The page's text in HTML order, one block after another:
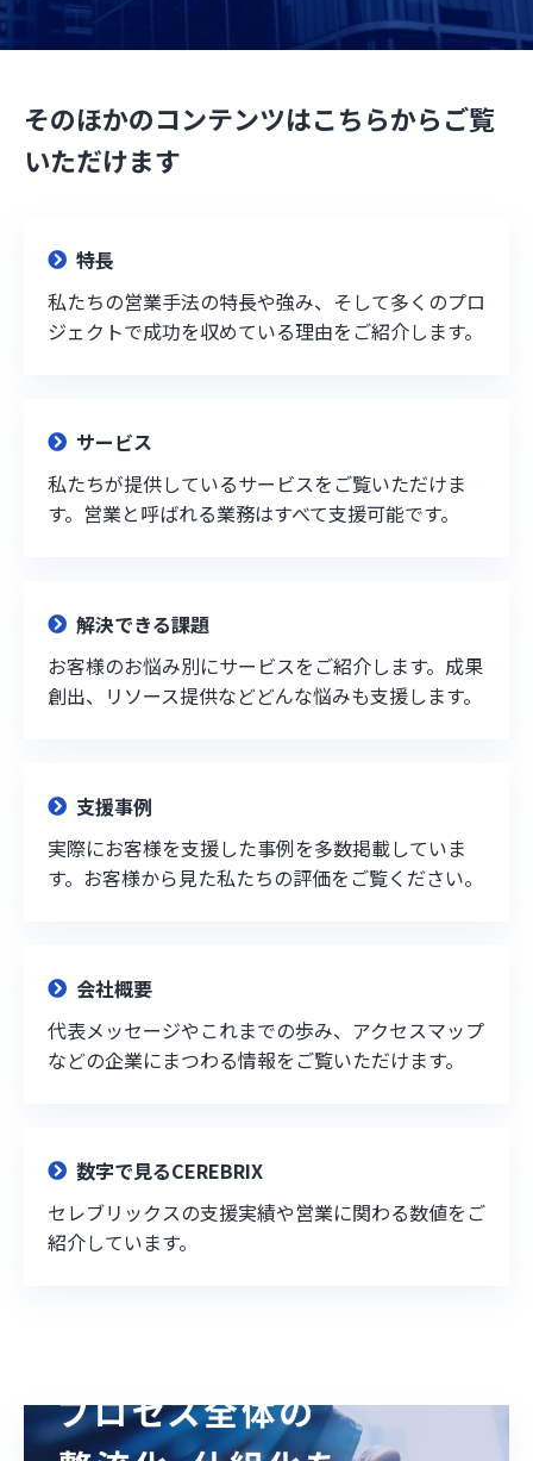
そのほかのコンテンツはこちらからご覧
いただけます
特長
私たちの営業手法の特長や強み、そして多くのプロ
ジェクトで成功を収めている理由をご紹介します。
サービス
私たちが提供しているサービスをご覧いただけま
す。営業と呼ばれる業務はすべて支援可能です。
解決できる課題
お客様のお悩み別にサービスをご紹介します。成果
創出、リソース提供などどんな悩みも支援します。
支援事例
実際にお客様を支援した事例を多数掲載していま
す。お客様から見た私たちの評価をご覧ください。
会社概要
代表メッセージやこれまでの歩み、アクセスマップ
などの企業にまつわる情報をご覧いただけます。
数字で見るCEREBRIX
セレブリックスの支援実績や営業に関わる数値をご
紹介しています。